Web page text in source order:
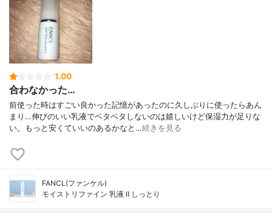
1.00
合わなかった…
前使った時はすごい良かった記憶があったのに久しぶりに使ったらあん
まり…伸びのいい乳液でベタベタしないのは嬉しいけど保湿力が足りな
い。もっと安くていいのあるかなと…続きを見る
FANCL(ファンケル)
モイストリファイン 乳液 Ⅱ しっとり